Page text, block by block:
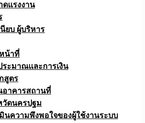
แรงงาน
ยบ ผู้บริหาร
หน้าที่
ะมาณเเละการเงิน
สูตร
อาคารสถานที่
วัดนครปฐม
นความพึงพอใจของผู้ใช้งานระบบ